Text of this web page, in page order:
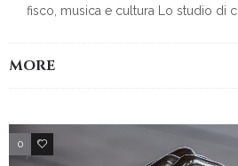
fisco, musica e cultura Lo studio di
MORE
0 2